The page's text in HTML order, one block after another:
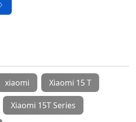
xiaomi Xiaomi 15 T
Xiaomi 15T Series